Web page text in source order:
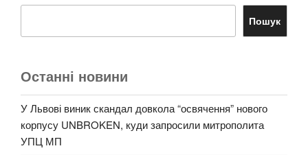
Пошук
Останні новини
У Львові виник скандал довкола “освячення” нового
корпусу UNBROKEN, куди запросили митрополита
УПЦ МП